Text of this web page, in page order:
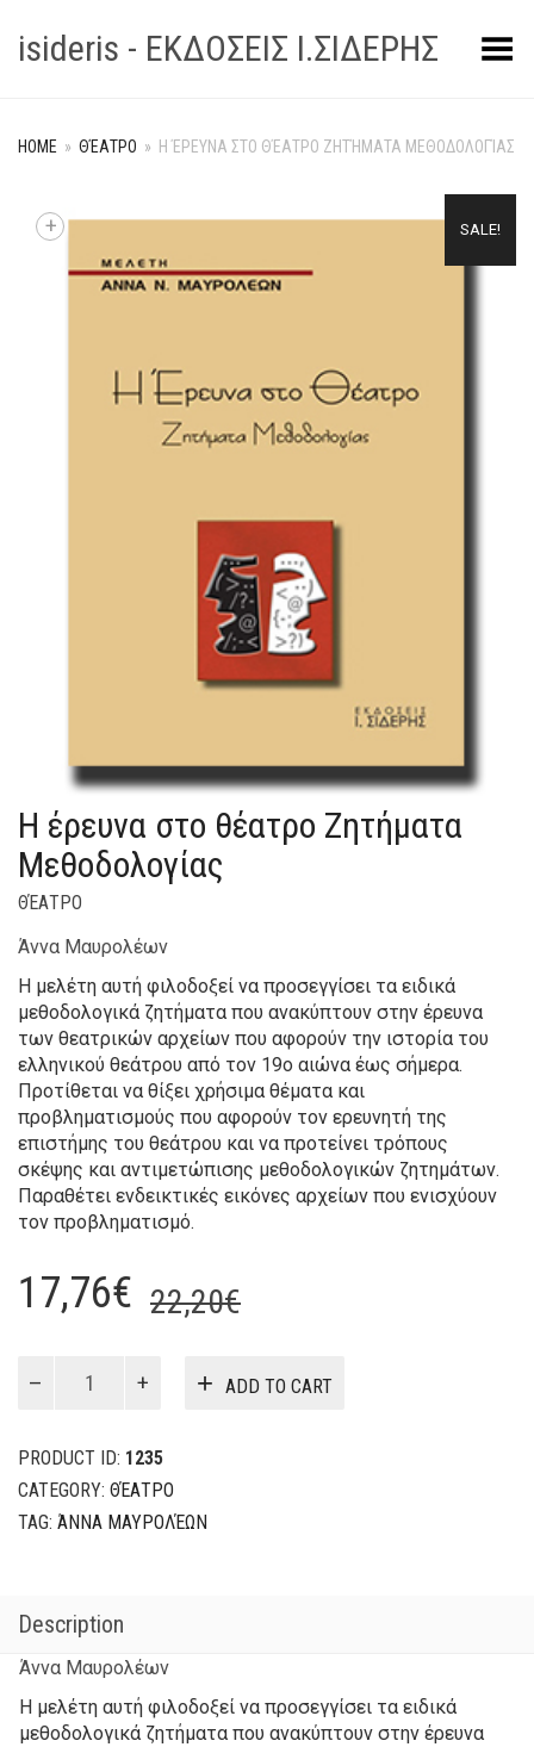
isideris - ΕΚΔΟΣΕΙΣ Ι.ΣΙΔΕΡΗΣToggle Menu
HOME » ΘΈΑΤΡΟ » Η ΈΡΕΥΝΑ ΣΤΟ ΘΈΑΤΡΟ ΖΗΤΉΜΑΤΑ ΜΕΘΟΔΟΛΟΓΊΑΣ
SALE!
+
Η έρευνα στο θέατρο Ζητήματα
Μεθοδολογίας
ΘΈΑΤΡΟ
Άννα Μαυρολέων
Η μελέτη αυτή φιλοδοξεί να προσεγγίσει τα ειδικά
μεθοδολογικά ζητήματα που ανακύπτουν στην έρευνα
των θεατρικών αρχείων που αφορούν την ιστορία του
ελληνικού θεάτρου από τον 19ο αιώνα έως σήμερα.
Προτίθεται να θίξει χρήσιμα θέματα και
προβληματισμούς που αφορούν τον ερευνητή της
επιστήμης του θεάτρου και να προτείνει τρόπους
σκέψης και αντιμετώπισης μεθοδολογικών ζητημάτων.
Παραθέτει ενδεικτικές εικόνες αρχείων που ενισχύουν
τον προβληματισμό.
22,20€Original
was:
17,76€
Current
is:
θέατρο
Ζητήματα
Μεθοδολογίας
quantity
ADD TO CART
PRODUCT ID: 1235
CATEGORY: ΘΈΑΤΡΟ
TAG: ΆΝΝΑ ΜΑΥΡΟΛΈΩΝ
Description
Άννα Μαυρολέων
Η μελέτη αυτή φιλοδοξεί να προσεγγίσει τα ειδικά
μεθοδολογικά ζητήματα που ανακύπτουν στην έρευνα